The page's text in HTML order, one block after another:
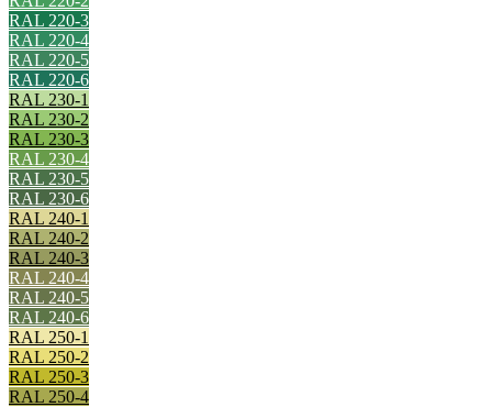
RAL 220-3
RAL 220-4
RAL 220-5
RAL 220-6
RAL 230-1
RAL 230-2
RAL 230-3
RAL 230-4
RAL 230-5
RAL 230-6
RAL 240-1
RAL 240-2
RAL 240-3
RAL 240-4
RAL 240-5
RAL 240-6
RAL 250-1
RAL 250-2
RAL 250-3
RAL 250-4